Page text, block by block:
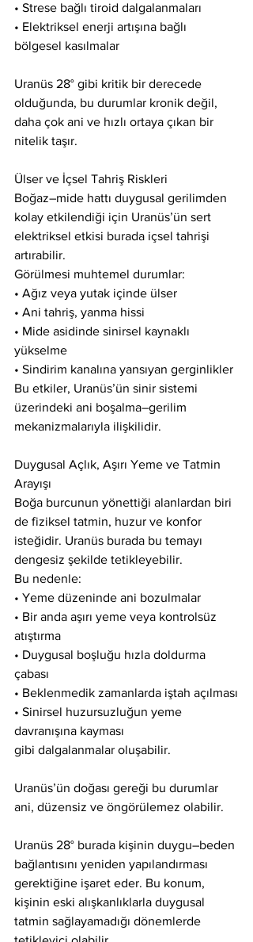
• Strese bağlı tiroid dalgalanmaları
• Elektriksel enerji artışına bağlı
bölgesel kasılmalar
Uranüs 28° gibi kritik bir derecede
olduğunda, bu durumlar kronik değil,
daha çok ani ve hızlı ortaya çıkan bir
nitelik taşır.
Ülser ve İçsel Tahriş Riskleri
Boğaz–mide hattı duygusal gerilimden
kolay etkilendiği için Uranüs’ün sert
elektriksel etkisi burada içsel tahrişi
artırabilir.
Görülmesi muhtemel durumlar:
• Ağız veya yutak içinde ülser
• Ani tahriş, yanma hissi
• Mide asidinde sinirsel kaynaklı
yükselme
• Sindirim kanalına yansıyan gerginlikler
Bu etkiler, Uranüs’ün sinir sistemi
üzerindeki ani boşalma–gerilim
mekanizmalarıyla ilişkilidir.
Duygusal Açlık, Aşırı Yeme ve Tatmin
Arayışı
Boğa burcunun yönettiği alanlardan biri
de fiziksel tatmin, huzur ve konfor
isteğidir. Uranüs burada bu temayı
dengesiz şekilde tetikleyebilir.
Bu nedenle:
• Yeme düzeninde ani bozulmalar
• Bir anda aşırı yeme veya kontrolsüz
atıştırma
• Duygusal boşluğu hızla doldurma
çabası
• Beklenmedik zamanlarda iştah açılması
• Sinirsel huzursuzluğun yeme
davranışına kayması
gibi dalgalanmalar oluşabilir.
Uranüs’ün doğası gereği bu durumlar
ani, düzensiz ve öngörülemez olabilir.
Uranüs 28° burada kişinin duygu–beden
bağlantısını yeniden yapılandırması
gerektiğine işaret eder. Bu konum,
kişinin eski alışkanlıklarla duygusal
tatmin sağlayamadığı dönemlerde